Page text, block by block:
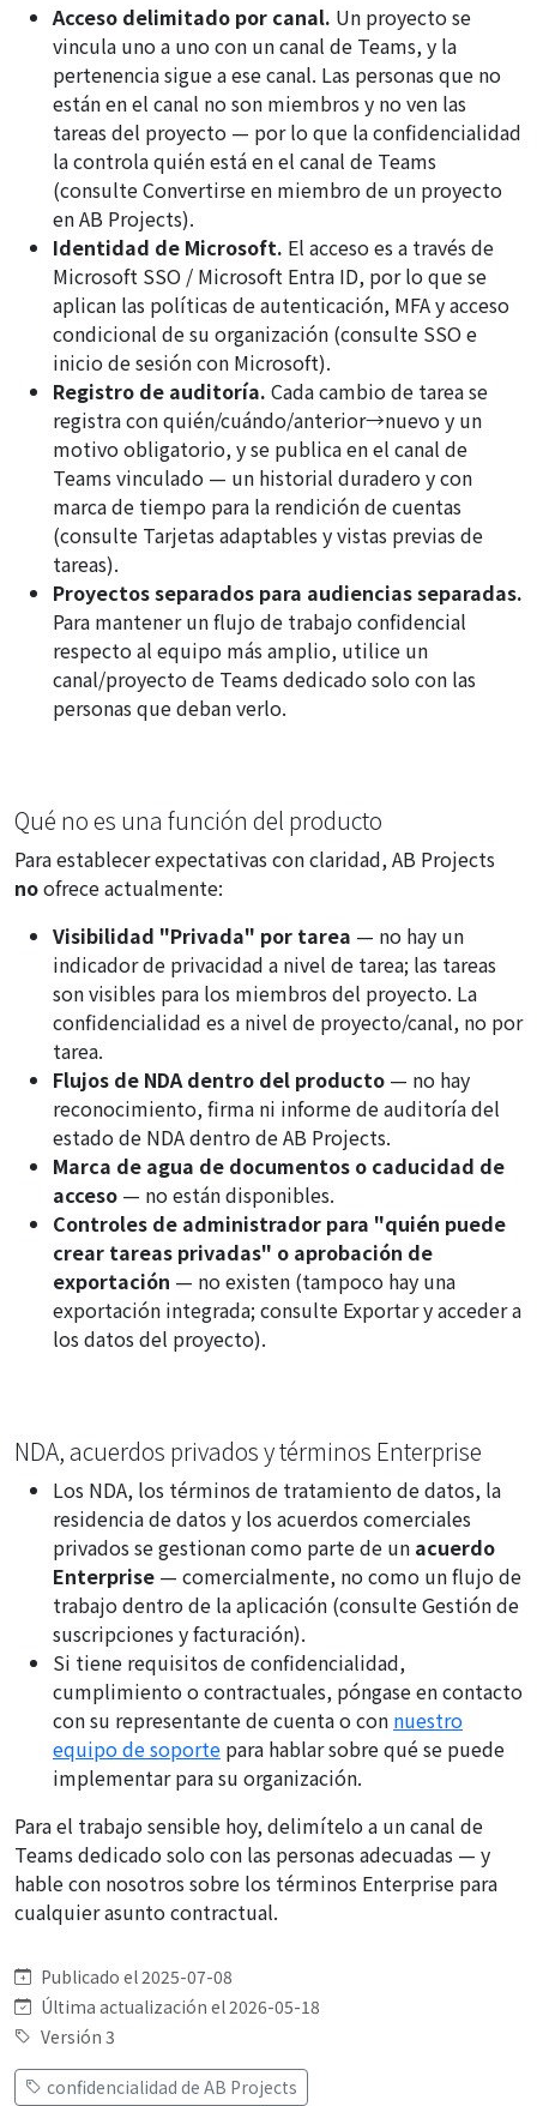
Acceso delimitado por canal. Un proyecto se
vincula uno a uno con un canal de Teams, y la
pertenencia sigue a ese canal. Las personas que no
están en el canal no son miembros y no ven las
tareas del proyecto — por lo que la confidencialidad
la controla quién está en el canal de Teams
(consulteConvertirse en miembro de un proyecto
en AB Projects).
Identidad de Microsoft. El acceso es a través de
Microsoft SSO / Microsoft Entra ID, por lo que se
aplican las políticas de autenticación, MFA y acceso
condicional de su organización (consulte SSO e
inicio de sesión con Microsoft).
Registro de auditoría. Cada cambio de tarea se
registra con quién/cuándo/anterior→nuevo y un
motivo obligatorio, y se publica en el canal de
Teams vinculado — un historial duradero y con
marca de tiempo para la rendición de cuentas
(consulte Tarjetas adaptables y vistas previas de
tareas).
Proyectos separados para audiencias separadas.
Para mantener un flujo de trabajo confidencial
respecto al equipo más amplio, utilice un
canal/proyecto de Teams dedicado solo con las
personas que deban verlo.
Qué no es una función del producto
Para establecer expectativas con claridad, AB Projects
noofrece actualmente:
Visibilidad "Privada" por tarea — no hay un
indicador de privacidad a nivel de tarea; las tareas
son visibles para los miembros del proyecto. La
confidencialidad es a nivel de proyecto/canal, no por
tarea.
Flujos de NDA dentro del producto — no hay
reconocimiento, firma ni informe de auditoría del
estado de NDA dentro de AB Projects.
Marca de agua de documentos o caducidad de
acceso — no están disponibles.
Controles de administrador para "quién puede
crear tareas privadas" o aprobación de
exportación — no existen (tampoco hay una
exportación integrada; consulte Exportar y acceder a
los datos del proyecto).
NDA, acuerdos privados y términos Enterprise
Los NDA, los términos de tratamiento de datos, la
residencia de datos y los acuerdos comerciales
privados se gestionan como parte de un acuerdo
Enterprise — comercialmente, no como un flujo de
trabajo dentro de la aplicación (consulteGestión de
suscripciones y facturación).
Si tiene requisitos de confidencialidad,
cumplimiento o contractuales, póngase en contacto
con su representante de cuenta o con nuestro
equipo de soporte para hablar sobre qué se puede
implementar para su organización.
Para el trabajo sensible hoy, delimítelo a un canal de
Teams dedicado solo con las personas adecuadas — y
hable con nosotros sobre los términos Enterprise para
cualquier asunto contractual.
Publicado el 2025-07-08
Última actualización el 2026-05-18
Versión 3
confidencialidad de AB Projects